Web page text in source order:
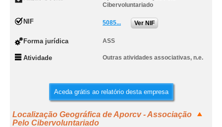
Cibervoluntariado
NIF 5085... Ver NIF
Forma jurídica ASS
Atividade Outras atividades associativas, n.e.
Aceda grátis ao relatório desta empresa
Localização Geográfica de Aporcv - Associação
Pelo Cibervoluntariado